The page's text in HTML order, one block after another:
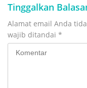
Tinggalkan
Alamat email Anda
wajib ditandai *